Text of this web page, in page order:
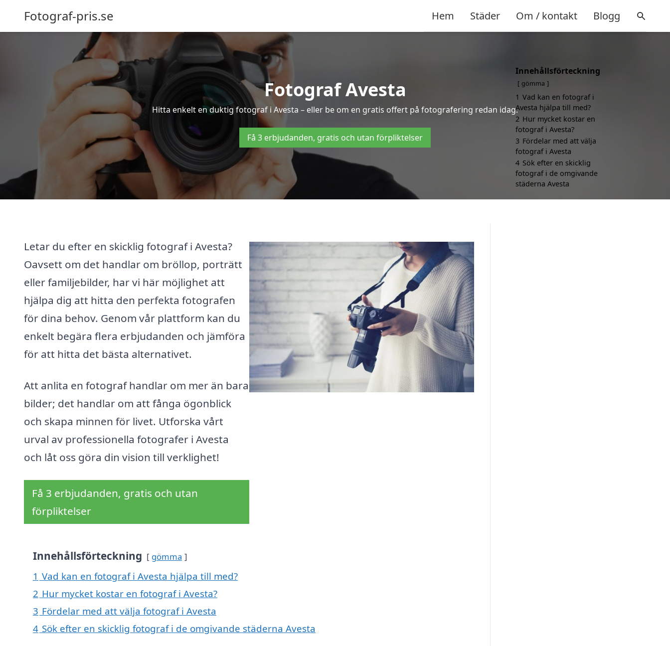
Fotograf-pris.se Hem Städer Om / kontakt Blogg
Fotograf Avesta
Hitta enkelt en duktig fotograf i Avesta – eller be om en gratis offert på fotografering redan idag.
Få 3 erbjudanden, gratis och utan förpliktelser
Letar du efter en skicklig fotograf i Avesta?
Oavsett om det handlar om bröllop, porträtt
eller familjebilder, har vi här möjlighet att
hjälpa dig att hitta den perfekta fotografen
för dina behov. Genom vår plattform kan du
enkelt begära flera erbjudanden och jämföra
för att hitta det bästa alternativet.
Att anlita en fotograf handlar om mer än bara
bilder; det handlar om att fånga ögonblick
och skapa minnen för livet. Utforska vårt
urval av professionella fotografer i Avesta
och låt oss göra din vision till verklighet!
Få 3 erbjudanden, gratis och utan
förpliktelser
Innehållsförteckning gömma
1 Vad kan en fotograf i Avesta hjälpa till med?
2 Hur mycket kostar en fotograf i Avesta?
3 Fördelar med att välja fotograf i Avesta
4 Sök efter en skicklig fotograf i de omgivande städerna Avesta
Innehållsförteckning
gömma
1 Vad kan en fotograf i
Avesta hjälpa till med?
2 Hur mycket kostar en
fotograf i Avesta?
3 Fördelar med att välja
fotograf i Avesta
4 Sök efter en skicklig
fotograf i de omgivande
städerna Avesta